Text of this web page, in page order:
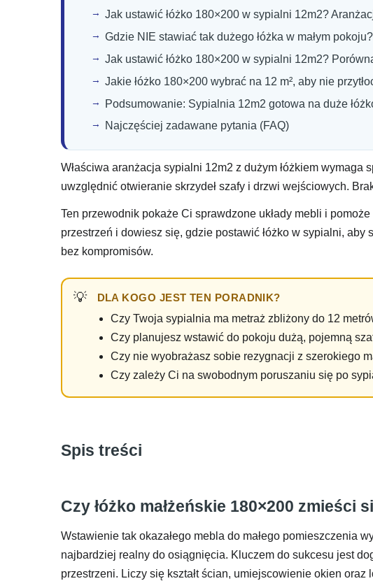
Jak ustawić łóżko 180×200 w sypialni 12m2?
Gdzie NIE stawiać tak dużego łóżka w małym pokoju?
Jak ustawić łóżko 180×200 w sypialni 12m2?
Jakie łóżko 180×200 wybrać na 12 m², aby nie
Podsumowanie: Sypialnia 12m2 gotowa na duże
Najczęściej zadawane pytania (FAQ)
Właściwa aranżacja sypialni 12m2 z dużym łóżkiem
uwzględnić otwieranie skrzydeł szafy i drzwi wejściowych.
Ten przewodnik pokaże Ci sprawdzone układy mebli i
przestrzeń i dowiesz się, gdzie postawić łóżko w sypialni,
bez kompromisów.
DLA KOGO JEST TEN PORADNIK?
Czy Twoja sypialnia ma metraż zbliżony do 12
Czy planujesz wstawić do pokoju dużą, pojemną
Czy nie wyobrażasz sobie rezygnacji z szerokiego
Czy zależy Ci na swobodnym poruszaniu się po
Spis treści
Czy łóżko małżeńskie 180×200 zmieści
Wstawienie tak okazałego mebla do małego pomieszczenia
najbardziej realny do osiągnięcia. Kluczem do sukcesu jest
przestrzeni. Liczy się kształt ścian, umiejscowienie okien oraz